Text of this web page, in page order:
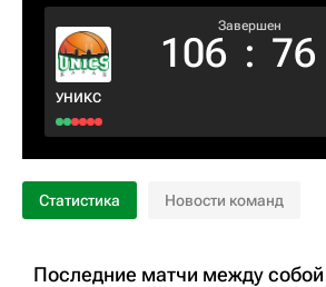
УНИКС
Завершен
106 : 76
Статистика Новости команд
Последние матчи между собой